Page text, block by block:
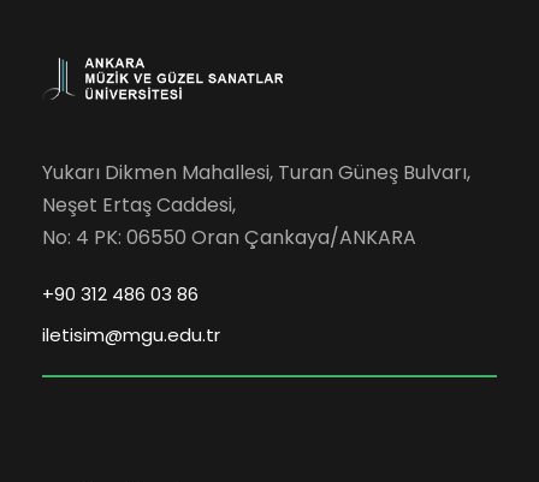
Yukarı Dikmen Mahallesi, Turan Güneş Bulvarı,
Neşet Ertaş Caddesi,
No: 4 PK: 06550 Oran Çankaya/ANKARA
+90 312 486 03 86
iletisim@mgu.edu.tr